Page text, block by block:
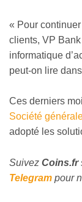
« Pour
clients, VP
informatique
peut-on lire
Ces derniers
Société
adopté les
Suivez Coins.fr
Telegram pour